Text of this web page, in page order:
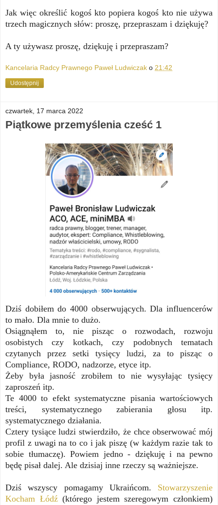
Jak więc określić kogoś kto popiera kogoś kto nie używa
trzech magicznych słów: proszę, przepraszam i dziękuję?
A ty używasz proszę, dziękuję i przepraszam?
Kancelaria Radcy Prawnego Paweł Ludwiczak o 21:42
Udostępnij
czwartek, 17 marca 2022
Piątkowe przemyślenia cześć 1
Dziś dobiłem do 4000 obserwujących. Dla influencerów
to mało. Dla mnie to dużo.
Osiągnąłem to, nie pisząc o rozwodach, rozwoju
osobistych czy kotkach, czy podobnych tematach
czytanych przez setki tysięcy ludzi, za to pisząc o
Compliance, RODO, nadzorze, etyce itp.
Żeby była jasność zrobiłem to nie wysyłając tysięcy
zaproszeń itp.
Te 4000 to efekt systematyczne pisania wartościowych
treści, systematycznego zabierania głosu itp.
systematycznego działania.
Cztery tysiące ludzi stwierdziło, że chce obserwować mój
profil z uwagi na to co i jak piszę (w każdym razie tak to
sobie tłumaczę). Powiem jedno - dziękuję i na pewno
będę pisał dalej. Ale dzisiaj inne rzeczy są ważniejsze.
Dziś wszyscy pomagamy Ukraińcom. Stowarzyszenie
Kocham Łódź(którego jestem szeregowym członkiem)